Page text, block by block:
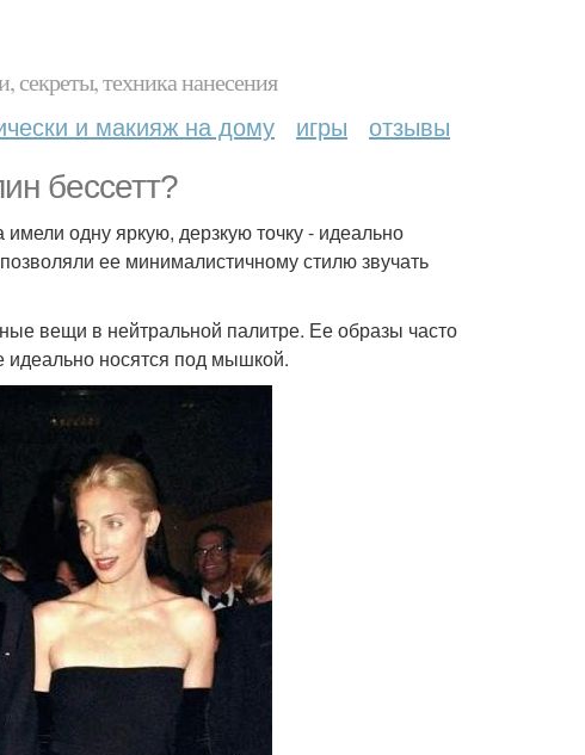
секреты, техника нанесения
и макияж на дому игры отзывы
бессетт?
одну яркую, дерзкую точку - идеально
ее минималистичному стилю звучать
вещи в нейтральной палитре. Ее образы часто
идеально носятся под мышкой.